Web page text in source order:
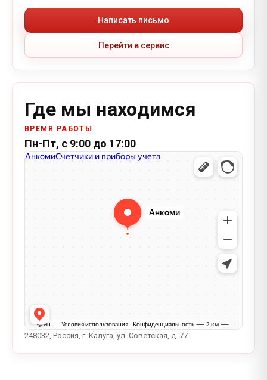
Написать письмо
Перейти в сервис
Где мы находимся
ВРЕМЯ РАБОТЫ
Пн-Пт, с 9:00 до 17:00
248032, Россия, г. Калуга, ул. Советская, д. 77